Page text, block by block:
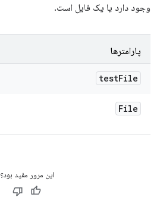
وجود دارد یا یک فایل است.
پارامترها
testFile
File
این مرور مفید بود؟